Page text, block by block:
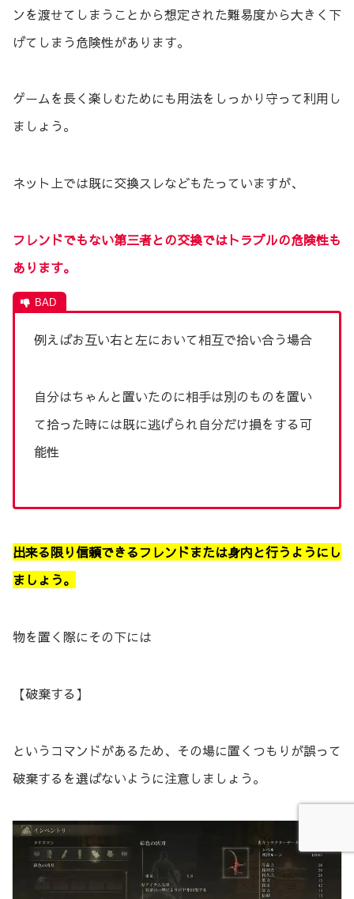
ンを渡せてしまうことから想定された難易度から大きく下
げてしまう危険性があります。
ゲームを長く楽しむためにも用法をしっかり守って利用し
ましょう。
ネット上では既に交換スレなどもたっていますが、
フレンドでもない第三者との交換ではトラブルの危険性も
あります。
例えばお互い右と左において相互で拾い合う場合
自分はちゃんと置いたのに相手は別のものを置い
て拾った時には既に逃げられ自分だけ損をする可
能性
出来る限り信頼できるフレンドまたは身内と行うようにし
ましょう。
物を置く際にその下には
【破棄する】
というコマンドがあるため、その場に置くつもりが誤って
破棄するを選ばないように注意しましょう。